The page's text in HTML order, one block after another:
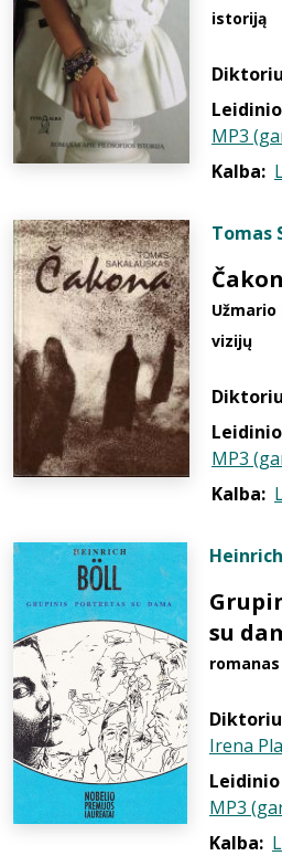
istoriją
MP3
Kalba:
Tomas
Užmario
vizijų
MP3
Kalba:
su
romanas
Irena
MP3
Kalba: